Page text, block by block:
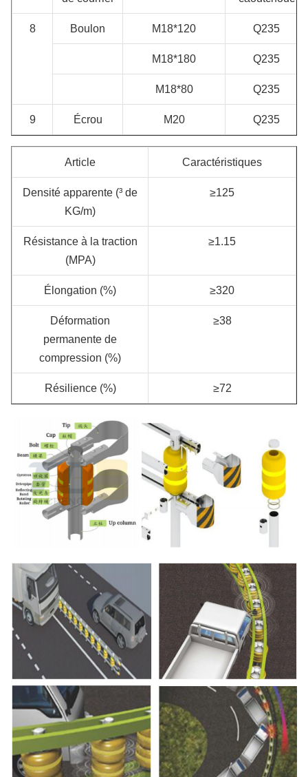
8 Boulon M18*120 Q235
M18*180 Q235
M18*80 Q235
9 Écrou M20 Q235
Article Caractéristiques
Densité apparente (³ de
KG/m)
≥125
Résistance à la traction
(MPA)
≥1.15
Élongation (%) ≥320
Déformation
permanente de
compression (%)
≥38
Résilience (%) ≥72